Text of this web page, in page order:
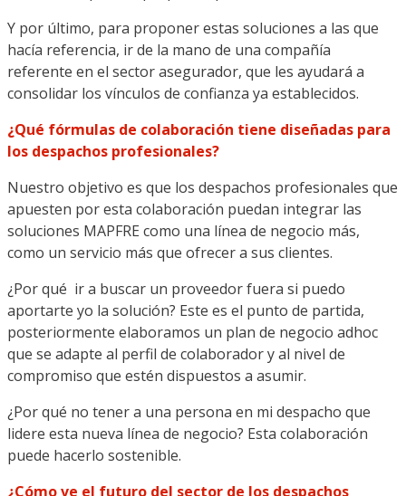
Y por último, para proponer estas soluciones a las que
hacía referencia, ir de la mano de una compañía
referente en el sector asegurador, que les ayudará a
consolidar los vínculos de confianza ya establecidos.
¿Qué fórmulas de colaboración tiene diseñadas para
los despachos profesionales?
Nuestro objetivo es que los despachos profesionales que
apuesten por esta colaboración puedan integrar las
soluciones MAPFRE como una línea de negocio más,
como un servicio más que ofrecer a sus clientes.
¿Por qué ir a buscar un proveedor fuera si puedo
aportarte yo la solución? Este es el punto de partida,
posteriormente elaboramos un plan de negocio adhoc
que se adapte al perfil de colaborador y al nivel de
compromiso que estén dispuestos a asumir.
¿Por qué no tener a una persona en mi despacho que
lidere esta nueva línea de negocio? Esta colaboración
puede hacerlo sostenible.
¿Cómo ve el futuro del sector de los despachos